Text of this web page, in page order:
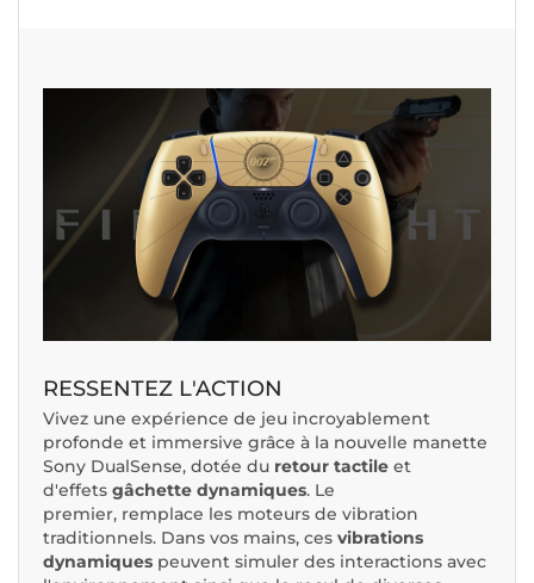
RESSENTEZ L'ACTION
Vivez une expérience de jeu incroyablement
profonde et immersive grâce à la nouvelle manette
Sony DualSense, dotée du retour tactile et
d'effets gâchette dynamiques. Le
premier, remplace les moteurs de vibration
traditionnels. Dans vos mains, ces vibrations
dynamiques peuvent simuler des interactions avec